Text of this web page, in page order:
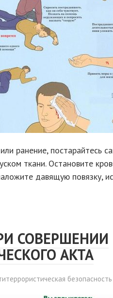
ранение, постарайтесь
ткани. Остановите
давящую повязку,
СОВЕРШЕНИИ
АКТА
безопасность